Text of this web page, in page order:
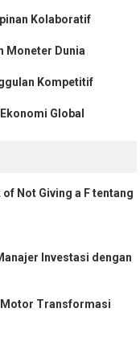
Kolaboratif
Moneter Dunia
Kompetitif
Global
of Not Giving a F tentang
Investasi dengan
Motor Transformasi